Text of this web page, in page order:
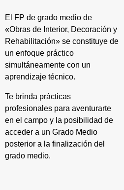
El FP de grado medio de
«Obras de Interior, Decoración y
Rehabilitación» se constituye de
un enfoque práctico
simultáneamente con un
aprendizaje técnico.
Te brinda prácticas
profesionales para aventurarte
en el campo y la posibilidad de
acceder a un Grado Medio
posterior a la finalización del
grado medio.